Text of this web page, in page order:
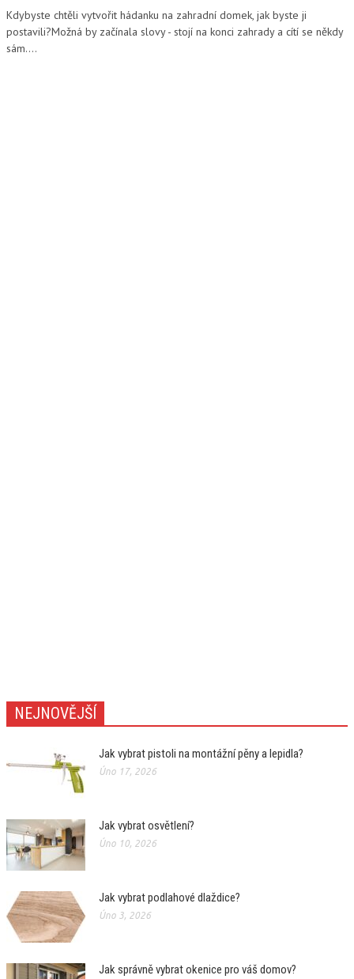
Kdybyste chtěli vytvořit hádanku na zahradní domek, jak byste ji
postavili?Možná by začínala slovy - stojí na konci zahrady a cítí se někdy
sám....
NEJNOVĚJŠÍ
Jak vybrat pistoli na montážní pěny a lepidla?
Úno 17, 2026
Jak vybrat osvětlení?
Úno 10, 2026
Jak vybrat podlahové dlaždice?
Úno 3, 2026
Jak správně vybrat okenice pro váš domov?